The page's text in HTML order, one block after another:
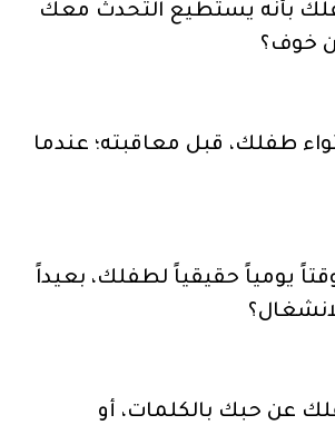
بأنه يستطيع التحدث معك
خوف؟
طفلك، قبل معاقبته؛ عندما
يومياً حقيقياً لطفلك، بعيداً
عن حبك بالكلمات، أو